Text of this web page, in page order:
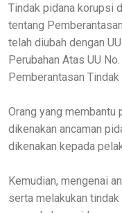
Tindak pidana korupsi
tentang
telah diubah dengan
Perubahan Atas UU
Pemberantasan Tindak
Orang yang membantu
dikenakan ancaman
dikenakan kepada
Kemudian, mengenai
serta melakukan